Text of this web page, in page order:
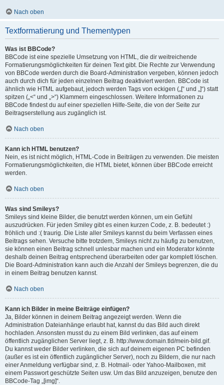
Nach oben
Textformatierung und Thementypen
Was ist BBCode?
BBCode ist eine spezielle Umsetzung von HTML, die dir weitreichende
Formatierungsmöglichkeiten für deinen Text gibt. Die Rechte zur Verwendung
von BBCode werden durch die Board-Administration vergeben, können jedoch
auch durch dich für jeden einzelnen Beitrag deaktiviert werden. BBCode ist
ähnlich wie HTML aufgebaut, jedoch werden Tags von eckigen („[“ und „]“) statt
spitzen („<“ und „>“) Klammern eingeschlossen. Weitere Informationen zu
BBCode findest du auf einer speziellen Hilfe-Seite, die von der Seite zur
Beitragserstellung aus zugänglich ist.
Nach oben
Kann ich HTML benutzen?
Nein, es ist nicht möglich, HTML-Code in Beiträgen zu verwenden. Die meisten
Formatierungsmöglichkeiten, die HTML bietet, können über BBCode erreicht
werden.
Nach oben
Was sind Smileys?
Smileys sind kleine Bilder, die benutzt werden können, um ein Gefühl
auszudrücken. Für jeden Smiley gibt es einen kurzen Code, z. B. bedeutet :)
fröhlich und :( traurig. Die Liste aller Smileys kannst du beim Verfassen eines
Beitrags sehen. Versuche bitte trotzdem, Smileys nicht zu häufig zu benutzen,
sie können einen Beitrag schnell unlesbar machen und ein Moderator könnte
deshalb deinen Beitrag entsprechend überarbeiten oder gar komplett löschen.
Die Board-Administration kann auch die Anzahl der Smileys begrenzen, die du
in einem Beitrag benutzen kannst.
Nach oben
Kann ich Bilder in meine Beiträge einfügen?
Ja, Bilder können in deinem Beitrag angezeigt werden. Wenn die
Administration Dateianhänge erlaubt hat, kannst du das Bild auch direkt
hochladen. Ansonsten musst du zu einem Bild verlinken, das auf einem
öffentlich zugänglichen Server liegt, z. B. http://www.domain.tld/mein-bild.gif.
Du kannst weder Bilder verlinken, die sich auf deinem eigenen PC befinden
(außer es ist ein öffentlich zugänglicher Server), noch zu Bildern, die nur nach
einer Anmeldung verfügbar sind, z. B. Hotmail- oder Yahoo-Mailboxen, mit
einem Passwort geschützte Seiten usw. Um das Bild anzuzeigen, benutze den
BBCode-Tag „[img]“.